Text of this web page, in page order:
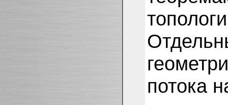
потока